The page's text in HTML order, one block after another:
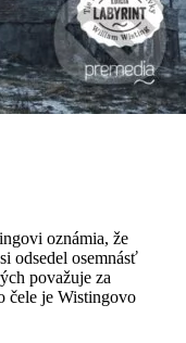
oznámia, že
odsedel osemnásť
považuje za
čele je Wistingovo